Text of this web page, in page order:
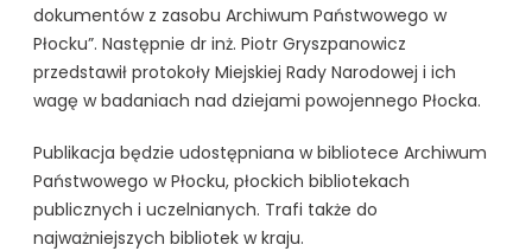
dokumentów z zasobu Archiwum Państwowego w
Płocku”. Następnie dr inż. Piotr Gryszpanowicz
przedstawił protokoły Miejskiej Rady Narodowej i ich
wagę w badaniach nad dziejami powojennego Płocka.
Publikacja będzie udostępniana w bibliotece Archiwum
Państwowego w Płocku, płockich bibliotekach
publicznych i uczelnianych. Trafi także do
najważniejszych bibliotek w kraju.